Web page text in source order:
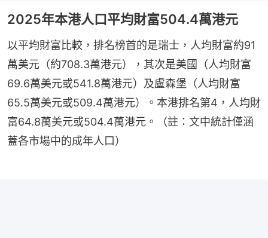
2025年本港人口平均財富504.4萬港元
以平均財富比較，排名榜首的是瑞士，人均財富約91
萬美元（約708.3萬港元），其次是美國（人均財富
69.6萬美元或541.8萬港元）及盧森堡（人均財富
65.5萬美元或509.4萬港元）。本港排名第4，人均財
富64.8萬美元或504.4萬港元。（註：文中統計僅涵
蓋各市場中的成年人口）